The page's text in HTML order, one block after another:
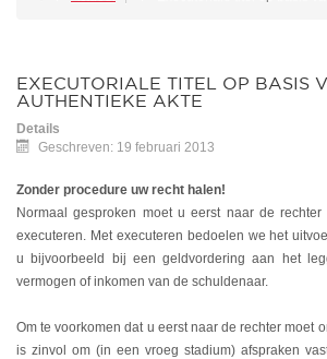
EXECUTORIALE TITEL OP BASIS
AUTHENTIEKE AKTE
Details
Geschreven: 19 februari 2013
Zonder procedure uw recht halen!
Normaal gesproken moet u eerst naar de
executeren. Met executeren bedoelen we het
u bijvoorbeeld bij een geldvordering aan het
vermogen of inkomen van de schuldenaar.
Om te voorkomen dat u eerst naar de rechter moet
is zinvol om (in een vroeg stadium) afspraken